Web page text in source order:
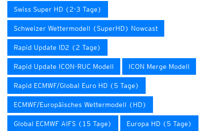
Swiss Super HD (2-3 Tage)
Schweizer Wettermodell (SuperHD) Nowcast
Rapid Update ID2 (2 Tage)
Rapid Update ICON-RUC Modell ICON Merge Modell
Rapid ECMWF/Global Euro HD (5 Tage)
ECMWF/Europäisches Wettermodell (HD)
Global ECMWF AIFS (15 Tage) Europa HD (5 Tage)